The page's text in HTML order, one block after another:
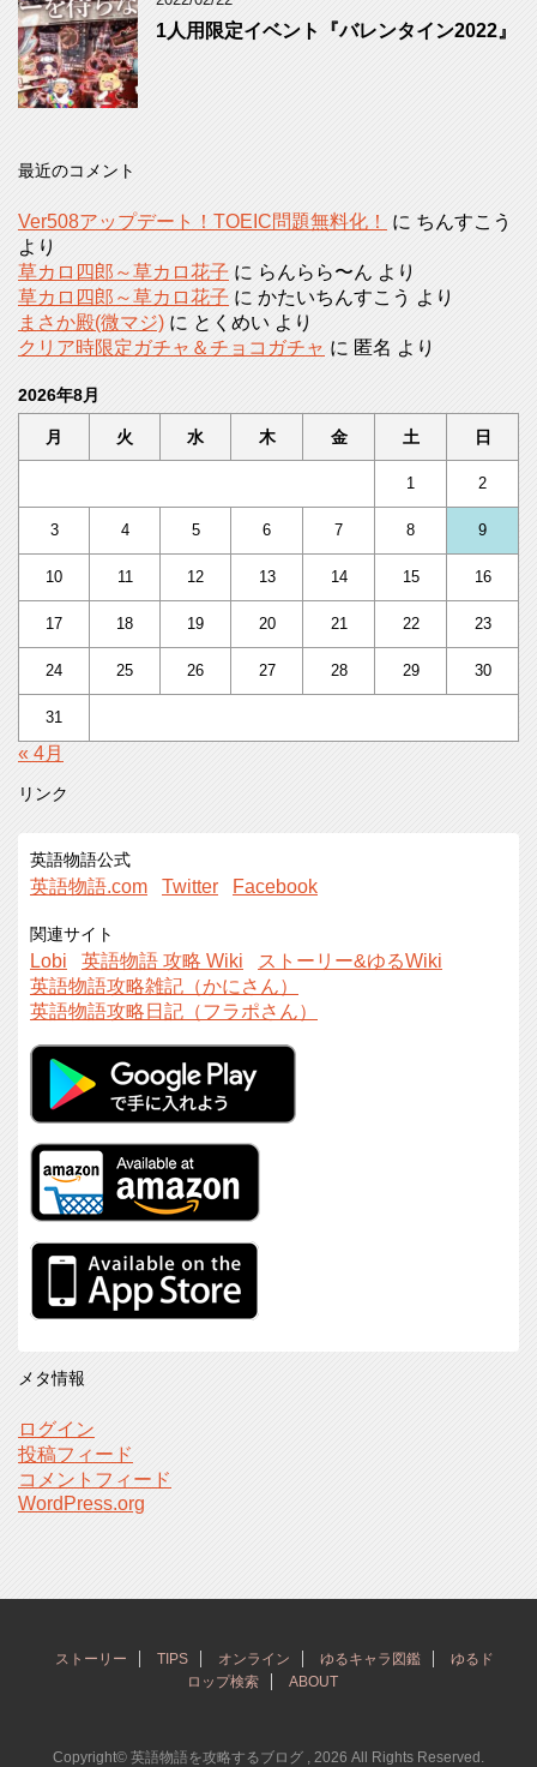
1人用限定イベント『バレンタイン2022』
最近のコメント
Ver508アップデート！TOEIC問題無料化！ に ちんすこう
より
草カロ四郎～草カロ花子 に らんらら〜ん より
草カロ四郎～草カロ花子 に かたいちんすこう より
まさか殿(微マジ) に とくめい より
クリア時限定ガチャ＆チョコガチャ に 匿名 より
2026年8月
月 火 水 木 金 土 日
1 2
3 4 5 6 7 8 9
10 11 12 13 14 15 16
17 18 19 20 21 22 23
24 25 26 27 28 29 30
31
« 4月
リンク
英語物語公式
英語物語.com Twitter Facebook
関連サイト
Lobi 英語物語 攻略 Wiki
ストーリー&ゆるWiki
英語物語攻略雑記（かにさん）
英語物語攻略日記（フラポさん）
メタ情報
ログイン
投稿フィード
コメントフィード
WordPress.org
ストーリー TIPS オンライン ゆるキャラ図鑑
ゆるド
ロップ検索
ABOUT
Copyright© 英語物語を攻略するブログ , 2026 All Rights Reserved.